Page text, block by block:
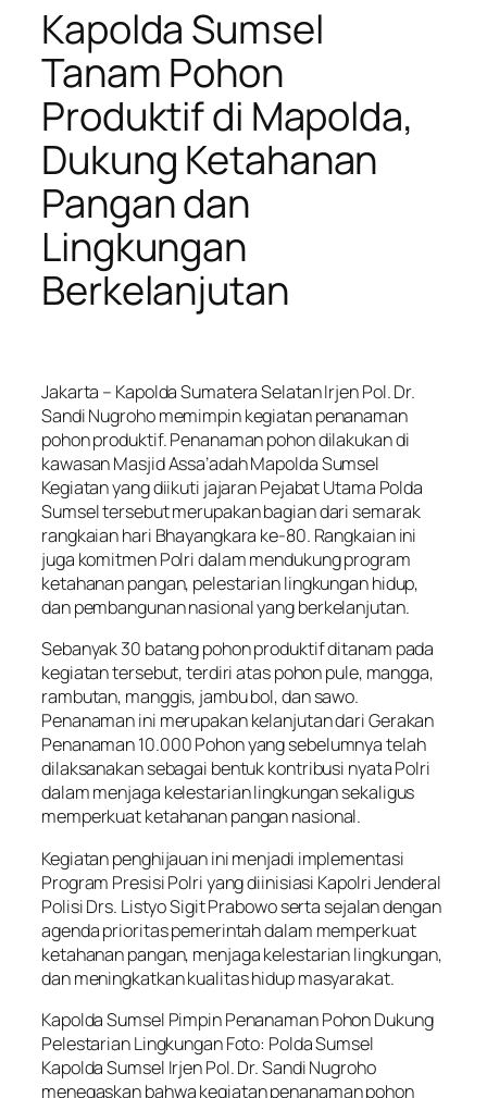
Kapolda Sumsel
Tanam Pohon
Produktif di Mapolda,
Dukung Ketahanan
Pangan dan
Lingkungan
Berkelanjutan
Jakarta – Kapolda Sumatera Selatan Irjen Pol. Dr.
Sandi Nugroho memimpin kegiatan penanaman
pohon produktif. Penanaman pohon dilakukan di
kawasan Masjid Assa’adah Mapolda Sumsel
Kegiatan yang diikuti jajaran Pejabat Utama Polda
Sumsel tersebut merupakan bagian dari semarak
rangkaian hari Bhayangkara ke-80. Rangkaian ini
juga komitmen Polri dalam mendukung program
ketahanan pangan, pelestarian lingkungan hidup,
dan pembangunan nasional yang berkelanjutan.
Sebanyak 30 batang pohon produktif ditanam pada
kegiatan tersebut, terdiri atas pohon pule, mangga,
rambutan, manggis, jambu bol, dan sawo.
Penanaman ini merupakan kelanjutan dari Gerakan
Penanaman 10.000 Pohon yang sebelumnya telah
dilaksanakan sebagai bentuk kontribusi nyata Polri
dalam menjaga kelestarian lingkungan sekaligus
memperkuat ketahanan pangan nasional.
Kegiatan penghijauan ini menjadi implementasi
Program Presisi Polri yang diinisiasi Kapolri Jenderal
Polisi Drs. Listyo Sigit Prabowo serta sejalan dengan
agenda prioritas pemerintah dalam memperkuat
ketahanan pangan, menjaga kelestarian lingkungan,
dan meningkatkan kualitas hidup masyarakat.
Kapolda Sumsel Pimpin Penanaman Pohon Dukung
Pelestarian Lingkungan Foto: Polda Sumsel
Kapolda Sumsel Irjen Pol. Dr. Sandi Nugroho
menegaskan bahwa kegiatan penanaman pohon